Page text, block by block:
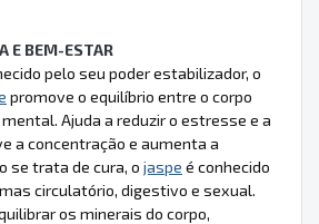
E BEM-ESTAR
pelo seu poder estabilizador, o
promove o equilíbrio entre o corpo
Ajuda a reduzir o estresse e a
a concentração e aumenta a
se trata de cura, o jaspe é conhecido
circulatório, digestivo e sexual.
os minerais do corpo,